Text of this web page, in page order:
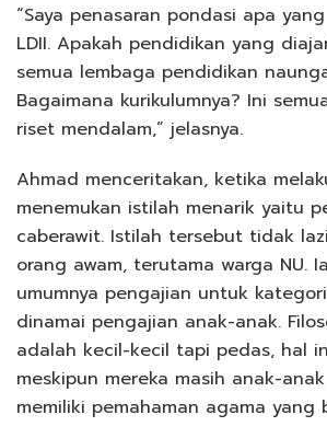
“Saya penasaran pondasi apa
LDII. Apakah pendidikan yang
semua lembaga pendidikan
Bagaimana kurikulumnya? Ini
riset mendalam,” jelasnya.
Ahmad menceritakan, ketika
menemukan istilah menarik yaitu
caberawit. Istilah tersebut tidak
orang awam, terutama warga NU.
umumnya pengajian untuk
dinamai pengajian anak-anak.
adalah kecil-kecil tapi pedas, hal
meskipun mereka masih anak-
memiliki pemahaman agama yang